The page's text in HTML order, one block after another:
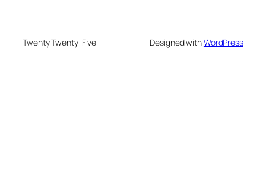
Twenty Twenty-Five Designed withWordPress